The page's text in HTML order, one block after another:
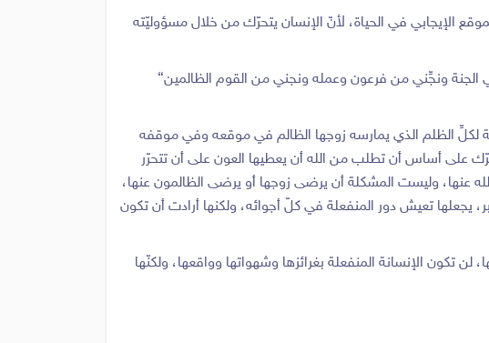
الإيجابي في الحياة، لأنّ الإنسان يتحرّك من خلال مسؤوليّته
الجنة ونجِّني من فرعون وعمله ونجني من القوم الظالمين}
لكلِّ الظلم الذي يمارسه زوجها الظالم في موقعه وفي موقفه
على أساس أن تطلب من الله أن يعطيها العون على أن تتحرّر
عنها، وليست المشكلة أن يرضى زوجها أو يرضى الظالمون عنها،
يجعلها تعيش دور المنفعلة في كلّ أجوائه، ولكنها أرادت أن تكون
الإنسانة المنفعلة بغرائزها وشهواتها وواقعها، ولكنّها